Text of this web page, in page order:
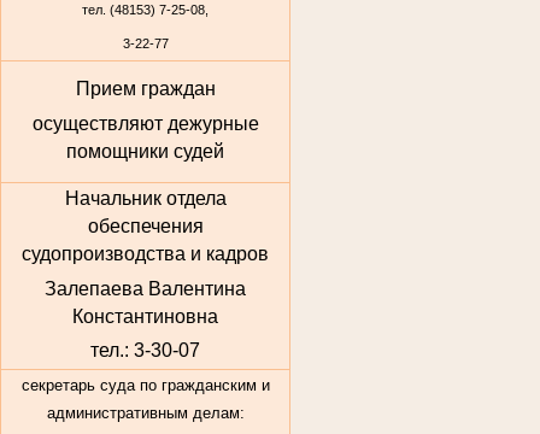
тел. (48153) 7-25-08,
3-22-77
Прием граждан
осуществляют дежурные
помощники судей
Начальник отдела
обеспечения
судопроизводства и кадров
Залепаева Валентина
Константиновна
тел.: 3-30-07
секретарь суда по гражданским и
административным делам: